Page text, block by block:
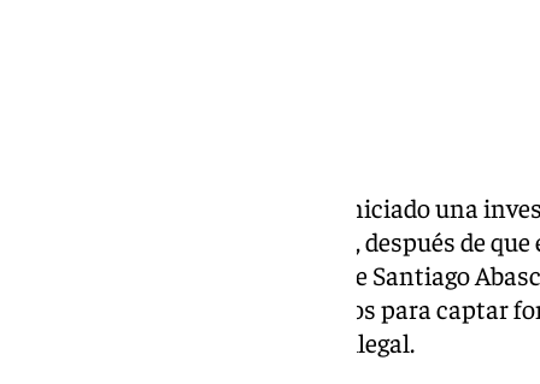
La Fiscalía Anticorrupción ha iniciado una
presunta financiación irregular, después de
denuncia contra la formación de Santiago
considerar que utilizada métodos para captar
de fondos extranjeros de modo ilegal.